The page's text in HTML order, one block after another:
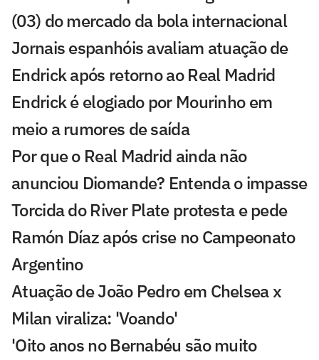
(03) do mercado da bola internacional
Jornais espanhóis avaliam atuação de
Endrick após retorno ao Real Madrid
Endrick é elogiado por Mourinho em
meio a rumores de saída
Por que o Real Madrid ainda não
anunciou Diomande? Entenda o impasse
Torcida do River Plate protesta e pede
Ramón Díaz após crise no Campeonato
Argentino
Atuação de João Pedro em Chelsea x
Milan viraliza: 'Voando'
'Oito anos no Bernabéu são muito